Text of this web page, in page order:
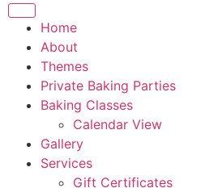
Home
About
Themes
Private Baking Parties
Baking Classes
Calendar View
Gallery
Services
Gift Certificates